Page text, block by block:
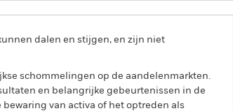
dalen en stijgen, en zijn niet
schommelingen op de aandelenmarkten.
en belangrijke gebeurtenissen in de
van activa of het optreden als